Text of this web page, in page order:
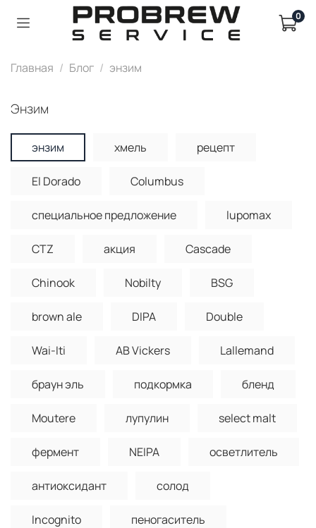
0
Главная Блог энзим
энзим
энзим хмель рецепт
El Dorado Columbus
специальное предложение lupomax
CTZ акция Cascade
Chinook Nobilty BSG
brown ale DIPA Double
Wai-Iti AB Vickers Lallemand
браун эль подкормка бленд
Moutere лупулин select malt
фермент NEIPA осветлитель
антиоксидант солод
Incognito пеногаситель